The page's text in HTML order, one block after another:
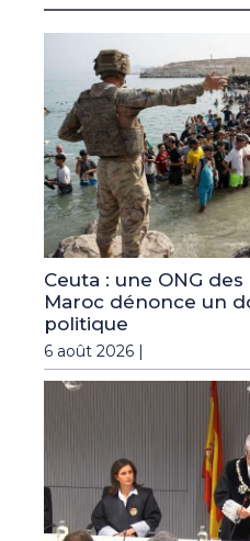
Ceuta : une ONG
Maroc dénonce un
politique
6 août 2026 |